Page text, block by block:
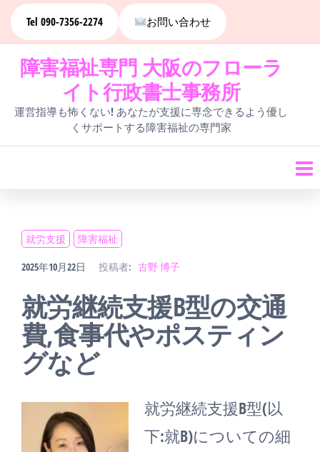
コ
ン
へ
Tel 090-7356-2274 お問い合わせ
障害福祉専門 大阪のフローラ
イト行政書士事務所
運営指導も怖くない! あなたが支援に専念できるよう優し
くサポートする障害福祉の専門家
就労支援 障害福祉
2025年10月22日 投稿者: 古野 博子
就労継続支援B型の交通
費,食事代やポスティン
グなど
就労継続支援B型(以
下:就B)についての細